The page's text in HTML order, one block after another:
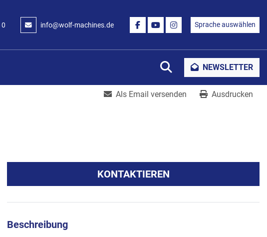
0 info@wolf-machines.de
FACEBOOK
YOUTUBEINSTAGRAM
Sprache auswählen
SucheNEWSLETTER
Als Email versenden Ausdrucken
KONTAKTIEREN
Beschreibung